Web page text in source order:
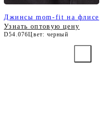
Джинсы mom-fit на флисе
Узнать оптовую цену
D54.076Цвет: черный